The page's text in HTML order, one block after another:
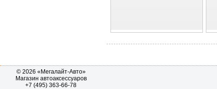
© 2026 «Мегалайт-Авто»
Магазин автоаксессуаров
+7 (495) 363-66-78